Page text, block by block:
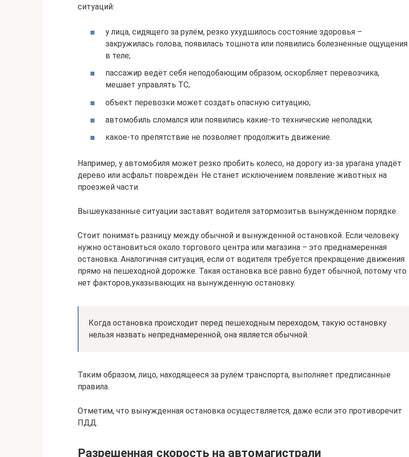
ситуаций:
у лица, сидящего за рулём, резко ухудшилось состояние здоровья –
закружилась голова, появилась тошнота или появились болезненные ощущения
в теле;
пассажир ведёт себя неподобающим образом, оскорбляет перевозчика,
мешает управлять ТС;
объект перевозки может создать опасную ситуацию;
автомобиль сломался или появились какие-то технические неполадки;
какое-то препятствие не позволяет продолжить движение.
Например, у автомобиля может резко пробить колесо, на дорогу из-за урагана упадёт
дерево или асфальт повреждён. Не станет исключением появление животных на
проезжей части.
Вышеуказанные ситуации заставят водителя затормозитьв вынужденном порядке.
Стоит понимать разницу между обычной и вынужденной остановкой. Если человеку
нужно остановиться около торгового центра или магазина – это преднамеренная
остановка. Аналогичная ситуация, если от водителя требуется прекращение движения
прямо на пешеходной дорожке. Такая остановка всё равно будет обычной, потому что
нет факторов,указывающих на вынужденную остановку.
Когда остановка происходит перед пешеходным переходом, такую остановку
нельзя назвать непреднамеренной, она является обычной.
Таким образом, лицо, находящееся за рулём транспорта, выполняет предписанные
правила.
Отметим, что вынужденная остановка осуществляется, даже если это противоречит
ПДД.
Разрешенная скорость на автомагистрали